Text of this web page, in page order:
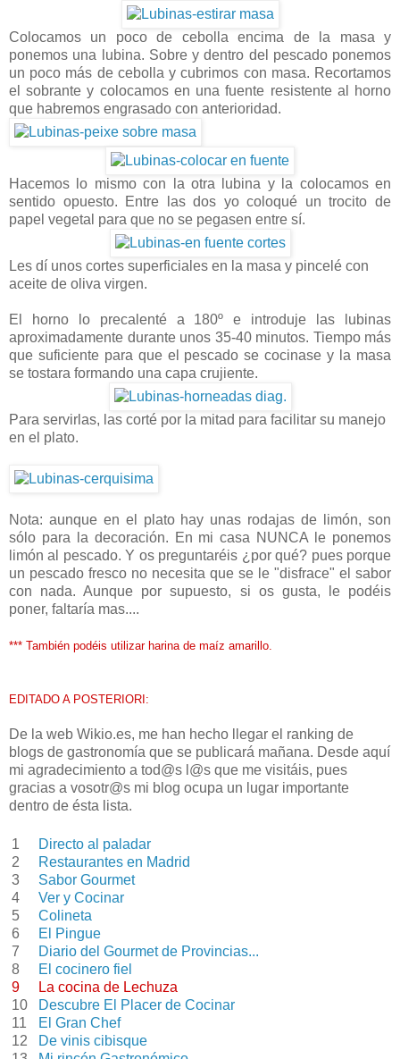
Colocamos un poco de cebolla encima de la masa y
ponemos una lubina. Sobre y dentro del pescado ponemos
un poco más de cebolla y cubrimos con masa. Recortamos
el sobrante y colocamos en una fuente resistente al horno
que habremos engrasado con anterioridad.
Hacemos lo mismo con la otra lubina y la colocamos en
sentido opuesto. Entre las dos yo coloqué un trocito de
papel vegetal para que no se pegasen entre sí.
Les dí unos cortes superficiales en la masa y pincelé con
aceite de oliva virgen.
El horno lo precalenté a 180º e introduje las lubinas
aproximadamente durante unos 35-40 minutos. Tiempo más
que suficiente para que el pescado se cocinase y la masa
se tostara formando una capa crujiente.
Para servirlas, las corté por la mitad para facilitar su manejo
en el plato.
Nota: aunque en el plato hay unas rodajas de limón, son
sólo para la decoración. En mi casa NUNCA le ponemos
limón al pescado. Y os preguntaréis ¿por qué? pues porque
un pescado fresco no necesita que se le "disfrace" el sabor
con nada. Aunque por supuesto, si os gusta, le podéis
poner, faltaría mas....
*** También podéis utilizar harina de maíz amarillo.
EDITADO A POSTERIORI:
De la web Wikio.es, me han hecho llegar el ranking de
blogs de gastronomía que se publicará mañana. Desde aquí
mi agradecimiento a tod@s l@s que me visitáis, pues
gracias a vosotr@s mi blog ocupa un lugar importante
dentro de ésta lista.
1
Directo al paladar
2
Restaurantes en Madrid
3
Sabor Gourmet
4
Ver y Cocinar
5
Colineta
6
El Pingue
7
Diario del Gourmet de Provincias...
8
El cocinero fiel
9
La cocina de Lechuza
10
Descubre El Placer de Cocinar
11
El Gran Chef
12
De vinis cibisque